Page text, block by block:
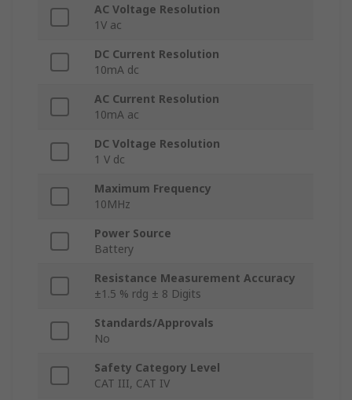
AC Voltage Resolution
1V ac
DC Current Resolution
10mA dc
AC Current Resolution
10mA ac
DC Voltage Resolution
1 V dc
Maximum Frequency
10MHz
Power Source
Battery
Resistance Measurement Accuracy
±1.5 % rdg ± 8 Digits
Standards/Approvals
No
Safety Category Level
CAT III, CAT IV